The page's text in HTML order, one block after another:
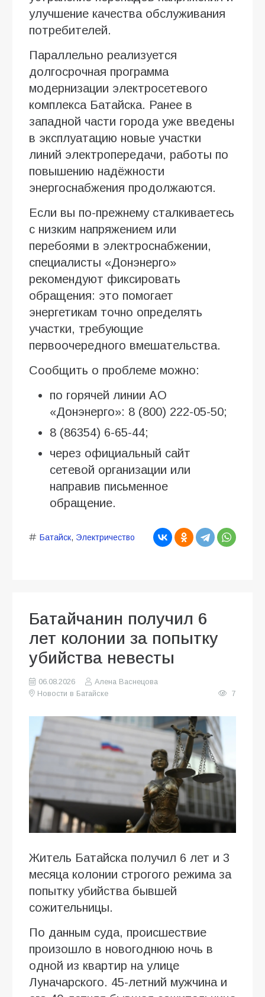
улучшение качества обслуживания
потребителей.
Параллельно реализуется
долгосрочная программа
модернизации электросетевого
комплекса Батайска. Ранее в
западной части города уже введены
в эксплуатацию новые участки
линий электропередачи, работы по
повышению надёжности
энергоснабжения продолжаются.
Если вы по-прежнему сталкиваетесь
с низким напряжением или
перебоями в электроснабжении,
специалисты «Донэнерго»
рекомендуют фиксировать
обращения: это помогает
энергетикам точно определять
участки, требующие
первоочередного вмешательства.
Сообщить о проблеме можно:
по горячей линии АО
«Донэнерго»: 8 (800) 222-05-50;
8 (86354) 6-65-44;
через официальный сайт
сетевой организации или
направив письменное
обращение.
Батайск, Электричество
Батайчанин получил 6
лет колонии за попытку
убийства невесты
06.08.2026
Алена Васнецова
Новости в Батайске
7
Житель Батайска получил 6 лет и 3
месяца колонии строгого режима за
попытку убийства бывшей
сожительницы.
По данным суда, происшествие
произошло в новогоднюю ночь в
одной из квартир на улице
Луначарского. 45-летний мужчина и